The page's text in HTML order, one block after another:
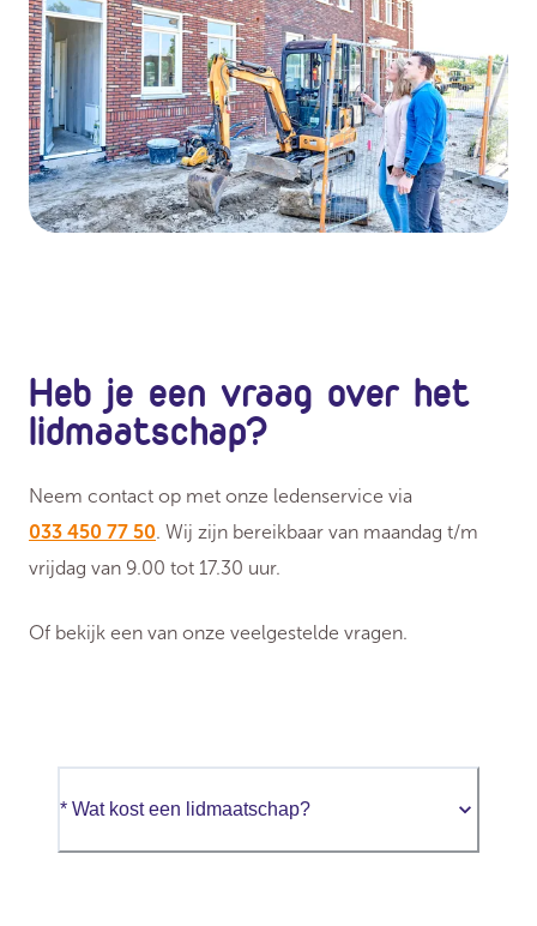
Heb je een vraag over het
lidmaatschap?
Neem contact op met onze ledenservice via
033 450 77 50. Wij zijn bereikbaar van maandag t/m
vrijdag van 9.00 tot 17.30 uur.
Of bekijk een van onze veelgestelde vragen.
* Wat kost een lidmaatschap?